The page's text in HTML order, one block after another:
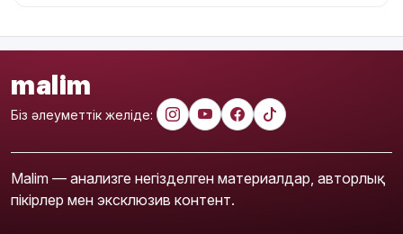
malim
Біз әлеуметтік желіде:
Malim — анализге негізделген материалдар, авторлық
пікірлер мен эксклюзив контент.